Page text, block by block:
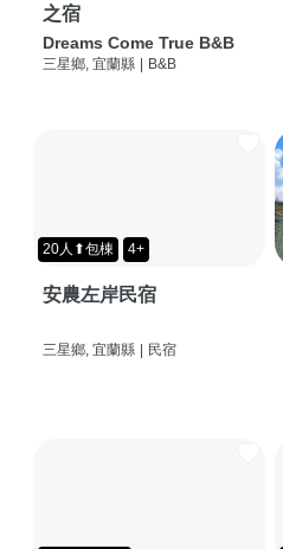
之宿
Dreams Come True B&B
三星鄉, 宜蘭縣 | B&B
20人⬆包棟 4+
安農左岸民宿
三星鄉, 宜蘭縣 | 民宿